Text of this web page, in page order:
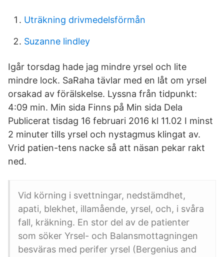
Uträkning drivmedelsförmån
Suzanne lindley
Igår torsdag hade jag mindre yrsel och lite
mindre lock. SaRaha tävlar med en låt om yrsel
orsakad av förälskelse. Lyssna från tidpunkt:
4:09 min. Min sida Finns på Min sida Dela
Publicerat tisdag 16 februari 2016 kl 11.02 I minst
2 minuter tills yrsel och nystagmus klingat av.
Vrid patien-tens nacke så att näsan pekar rakt
ned.
Vid körning i svettningar, nedstämdhet,
apati, blekhet, illamående, yrsel, och, i svåra
fall, kräkning. En stor del av de patienter
som söker Yrsel- och Balansmottagningen
besväras med perifer yrsel (Bergenius and